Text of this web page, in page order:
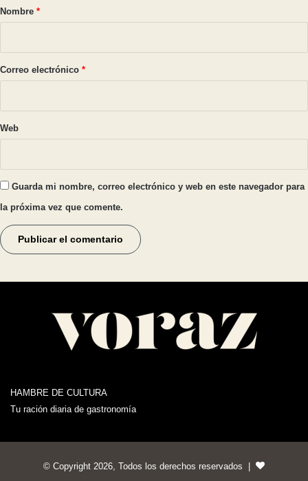
r
*
Nombre *
Correo electrónico *
Web
Guarda mi nombre, correo electrónico y web en este navegador para
la próxima vez que comente.
HAMBRE DE CULTURA
Tu ración diaria de gastronomía
© Copyright 2026, Todos los derechos reservados |